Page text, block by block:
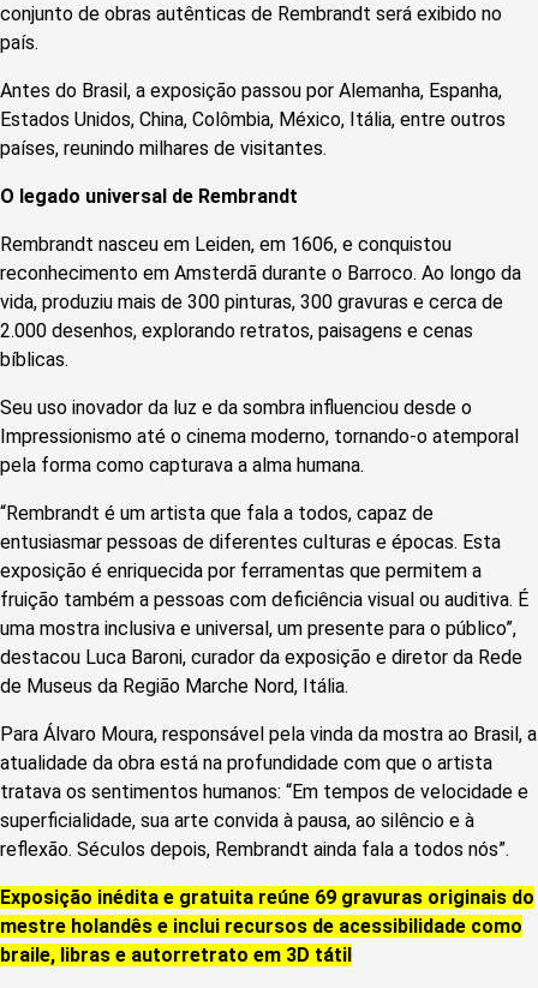
conjunto de obras autênticas de Rembrandt será exibido no
país.
Antes do Brasil, a exposição passou por Alemanha, Espanha,
Estados Unidos, China, Colômbia, México, Itália, entre outros
países, reunindo milhares de visitantes.
O legado universal de Rembrandt
Rembrandt nasceu em Leiden, em 1606, e conquistou
reconhecimento em Amsterdã durante o Barroco. Ao longo da
vida, produziu mais de 300 pinturas, 300 gravuras e cerca de
2.000 desenhos, explorando retratos, paisagens e cenas
bíblicas.
Seu uso inovador da luz e da sombra influenciou desde o
Impressionismo até o cinema moderno, tornando-o atemporal
pela forma como capturava a alma humana.
“Rembrandt é um artista que fala a todos, capaz de
entusiasmar pessoas de diferentes culturas e épocas. Esta
exposição é enriquecida por ferramentas que permitem a
fruição também a pessoas com deficiência visual ou auditiva. É
uma mostra inclusiva e universal, um presente para o público”,
destacou Luca Baroni, curador da exposição e diretor da Rede
de Museus da Região Marche Nord, Itália.
Para Álvaro Moura, responsável pela vinda da mostra ao Brasil, a
atualidade da obra está na profundidade com que o artista
tratava os sentimentos humanos: “Em tempos de velocidade e
superficialidade, sua arte convida à pausa, ao silêncio e à
reflexão. Séculos depois, Rembrandt ainda fala a todos nós”.
Exposição inédita e gratuita reúne 69 gravuras originais do
mestre holandês e inclui recursos de acessibilidade como
braile, libras e autorretrato em 3D tátil